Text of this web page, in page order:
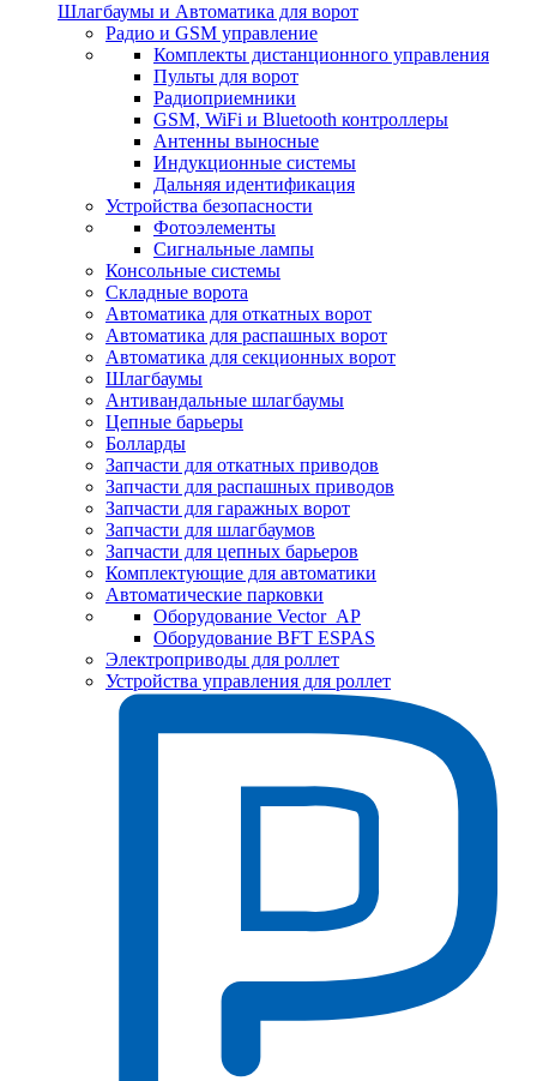
Шлагбаумы и Автоматика для ворот
Радио и GSM управление
Комплекты дистанционного управления
Пульты для ворот
Радиоприемники
GSM, WiFi и Bluetooth контроллеры
Антенны выносные
Индукционные системы
Дальняя идентификация
Устройства безопасности
Фотоэлементы
Сигнальные лампы
Консольные системы
Складные ворота
Автоматика для откатных ворот
Автоматика для распашных ворот
Автоматика для секционных ворот
Шлагбаумы
Антивандальные шлагбаумы
Цепные барьеры
Болларды
Запчасти для откатных приводов
Запчасти для распашных приводов
Запчасти для гаражных ворот
Запчасти для шлагбаумов
Запчасти для цепных барьеров
Комплектующие для автоматики
Автоматические парковки
Оборудование Vector_AP
Оборудование BFT ESPAS
Электроприводы для роллет
Устройства управления для роллет